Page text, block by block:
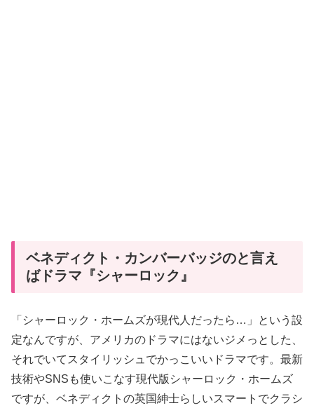
ベネディクト・カンバーバッジのと言え
ばドラマ『シャーロック』
「シャーロック・ホームズが現代人だったら…」という設
定なんですが、アメリカのドラマにはないジメっとした、
それでいてスタイリッシュでかっこいいドラマです。最新
技術やSNSも使いこなす現代版シャーロック・ホームズ
ですが、ベネディクトの英国紳士らしいスマートでクラシ